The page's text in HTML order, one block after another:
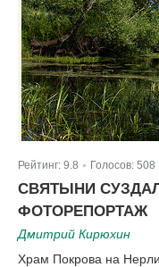
Рейтинг: 9.8 Голосов: 508
СВЯТЫНИ
ФОТОРЕПОРТАЖ
Дмитрий Кирюхин
Храм Покрова на